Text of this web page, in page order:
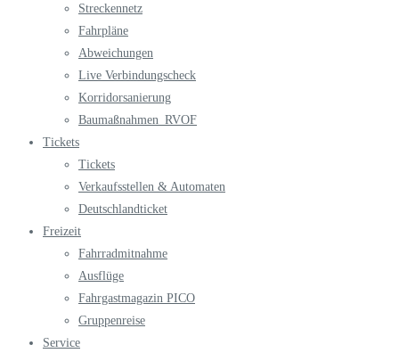
Streckennetz
Fahrpläne
Abweichungen
Live Verbindungscheck
Korridorsanierung
Baumaßnahmen_RVOF
Tickets
Tickets
Verkaufsstellen & Automaten
Deutschlandticket
Freizeit
Fahrradmitnahme
Ausflüge
Fahrgastmagazin PICO
Gruppenreise
Service